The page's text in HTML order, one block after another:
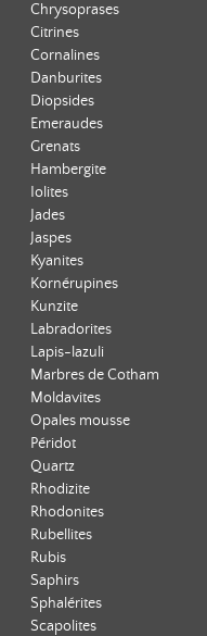
Chrysoprases
Citrines
Cornalines
Danburites
Diopsides
Emeraudes
Grenats
Hambergite
Iolites
Jades
Jaspes
Kyanites
Kornérupines
Kunzite
Labradorites
Lapis-lazuli
Marbres de Cotham
Moldavites
Opales mousse
Péridot
Quartz
Rhodizite
Rhodonites
Rubellites
Rubis
Saphirs
Sphalérites
Scapolites